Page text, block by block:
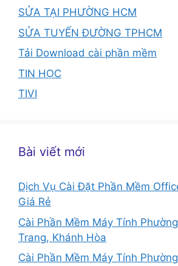
SỬA TẠI PHƯỜNG HCM
SỬA TUYẾN ĐƯỜNG TPHCM
Tải Download cài phần mềm
TIN HỌC
TIVI
Bài viết mới
Dịch Vụ Cài Đặt Phần Mềm
Giá Rẻ
Cài Phần Mềm Máy Tính
Trang, Khánh Hòa
Cài Phần Mềm Máy Tính